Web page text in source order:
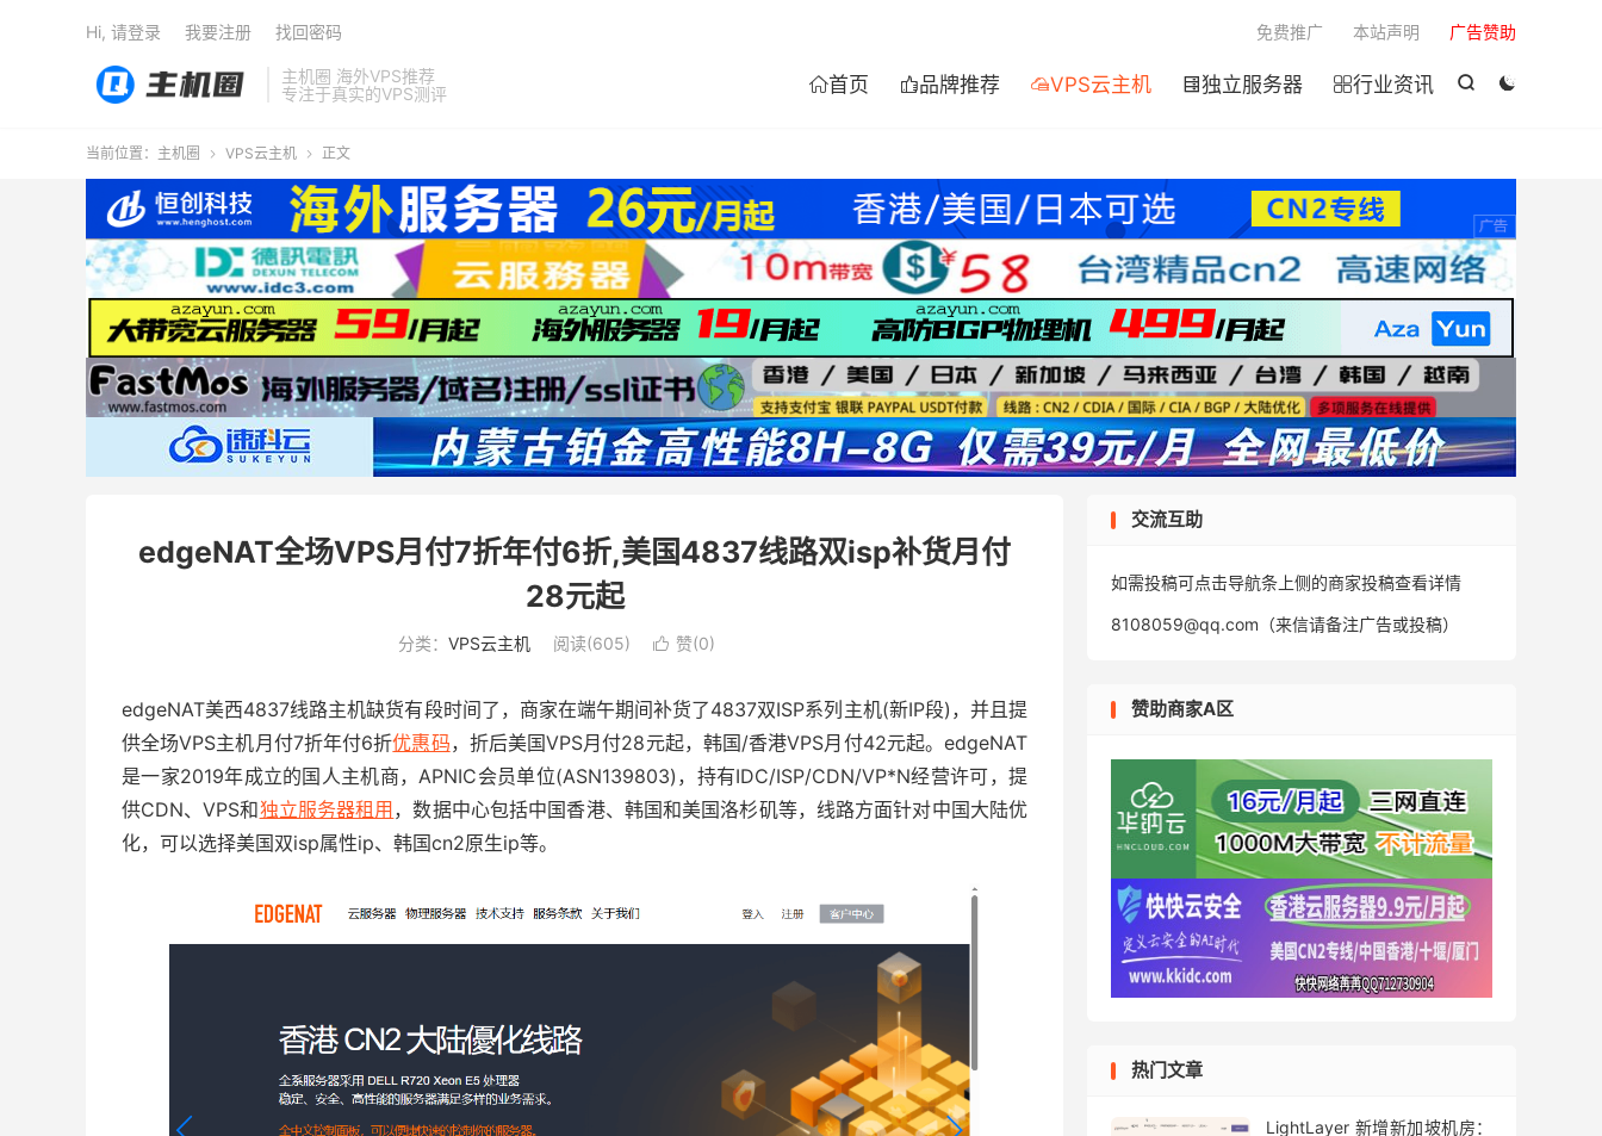
主机圈 海外VPS推荐
专注于真实的VPS测评


首页 品牌推荐 VPS云主机 独立服务器 行业资讯
免费推广 本站声明 广告赞助
Hi, 请登录 我要注册 找回密码
当前位置： 主机圈  VPS云主机  正文
edgeNAT全场VPS月付7折年付6折,美国4837线路双isp补货月付
28元起
分类： VPS云主机 阅读(605)  赞(0)
edgeNAT美西4837线路主机缺货有段时间了，商家在端午期间补货了4837双ISP系列主机(新IP段)，并且提
供全场VPS主机月付7折年付6折优惠码，折后美国VPS月付28元起，韩国/香港VPS月付42元起。edgeNAT
是一家2019年成立的国人主机商，APNIC会员单位(ASN139803)，持有IDC/ISP/CDN/VP*N经营许可，提
供CDN、VPS和独立服务器租用 ，数据中心包括中国香港、韩国和美国洛杉矶等，线路方面针对中国大陆优
化，可以选择美国双isp属性ip、韩国cn2原生ip等。
交流互助
如需投稿可点击导航条上侧的商家投稿查看详情
8108059@qq.com（来信请备注广告或投稿）
赞助商家A区
热门文章
LightLayer 新增新加坡机房：